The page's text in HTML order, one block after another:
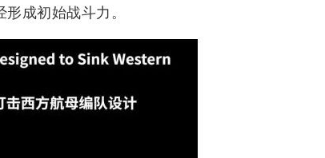
成初始战斗力。